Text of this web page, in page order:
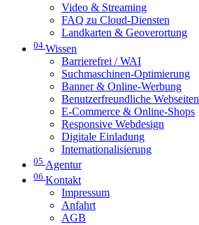
Video & Streaming
FAQ zu Cloud-Diensten
Landkarten & Geoverortung
04 Wissen
Barrierefrei / WAI
Suchmaschinen-Optimierung
Banner & Online-Werbung
Benutzerfreundliche Webseiten
E-Commerce & Online-Shops
Responsive Webdesign
Digitale Einladung
Internationalisierung
05 Agentur
06 Kontakt
Impressum
Anfahrt
AGB